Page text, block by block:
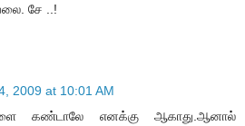
சே ..!
2009 at 10:01 AM
கண்டாலே எனக்கு ஆகாது.ஆனால்